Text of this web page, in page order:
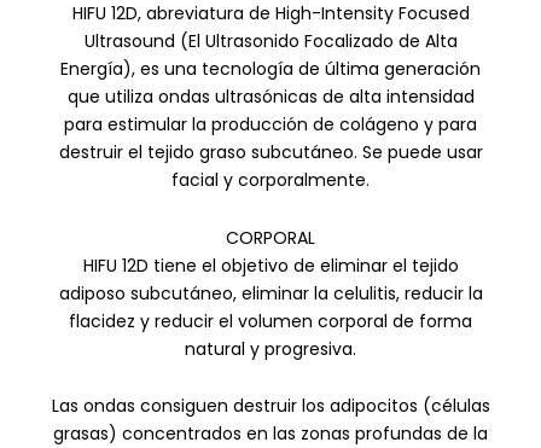
HIFU 12D, abreviatura de High-Intensity Focused
Ultrasound (El Ultrasonido Focalizado de Alta
Energía), es una tecnología de última generación
que utiliza ondas ultrasónicas de alta intensidad
para estimular la producción de colágeno y para
destruir el tejido graso subcutáneo. Se puede usar
facial y corporalmente.
CORPORAL
HIFU 12D tiene el objetivo de eliminar el tejido
adiposo subcutáneo, eliminar la celulitis, reducir la
flacidez y reducir el volumen corporal de forma
natural y progresiva.
Las ondas consiguen destruir los adipocitos (células
grasas) concentrados en las zonas profundas de la